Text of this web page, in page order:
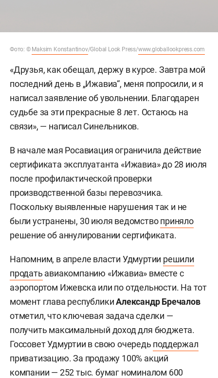
Фото: © Maksim Konstantinov/Global Look Press/www.globallookpress.com
«Друзья, как обещал, держу в курсе. Завтра мой
последний день в „Ижавиа“, меня попросили, и я
написал заявление об увольнении. Благодарен
судьбе за эти прекрасные 8 лет. Остаюсь на
связи», — написал Синельников.
В начале мая Росавиация ограничила действие
сертификата эксплуатанта «Ижавиа» до 28 июля
после профилактической проверки
производственной базы перевозчика.
Поскольку выявленные нарушения так и не
были устранены, 30 июля ведомствоприняло
решение об аннулировании сертификата.
Напомним, в апреле власти Удмуртии решили
продать авиакомпанию «Ижавиа» вместе с
аэропортом Ижевска или по отдельности. На тот
момент глава республикиАлександр Бречалов
отметил, что ключевая задача сделки —
получить максимальный доход для бюджета.
Госсовет Удмуртии в свою очередь поддержал
приватизацию. За продажу 100% акций
компании — 252 тыс. бумаг номиналом 600